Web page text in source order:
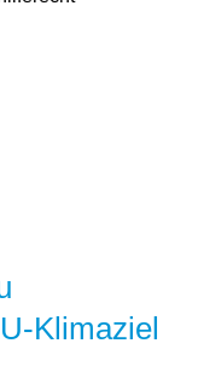
Klimaziel